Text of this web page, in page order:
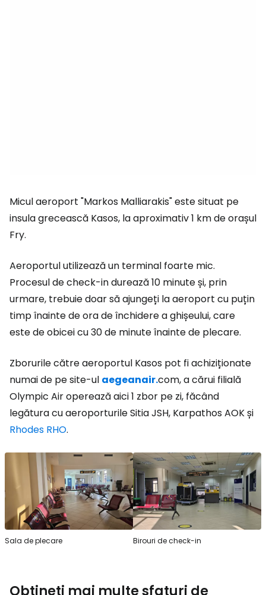
Micul aeroport "Markos Malliarakis" este situat pe
insula grecească Kasos, la aproximativ 1 km de orașul
Fry.
Aeroportul utilizează un terminal foarte mic.
Procesul de check-in durează 10 minute și, prin
urmare, trebuie doar să ajungeți la aeroport cu puțin
timp înainte de ora de închidere a ghișeului, care
este de obicei cu 30 de minute înainte de plecare.
Zborurile către aeroportul Kasos pot fi achiziționate
numai de pe site-ul aegeanair.com, a cărui filială
Olympic Air operează aici 1 zbor pe zi, făcând
legătura cu aeroporturile Sitia JSH, Karpathos AOK și
Rhodes RHO.
Sala de plecare Birouri de check-in
Obțineți mai multe sfaturi de